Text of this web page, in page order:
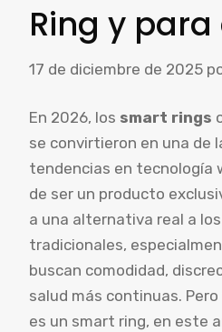
Ring y
17 de diciembre de 2025
En 2026, los smart rings
se convirtieron en una de
tendencias en tecnología
de ser un producto
a una alternativa real a
tradicionales,
buscan comodidad,
salud más continuas.
es un smart ring, en este